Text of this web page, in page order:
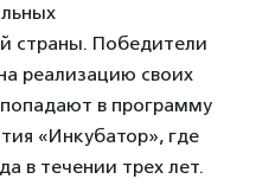
страны. Победители
реализацию своих
в программу
«Инкубатор», где
в течении трех лет.